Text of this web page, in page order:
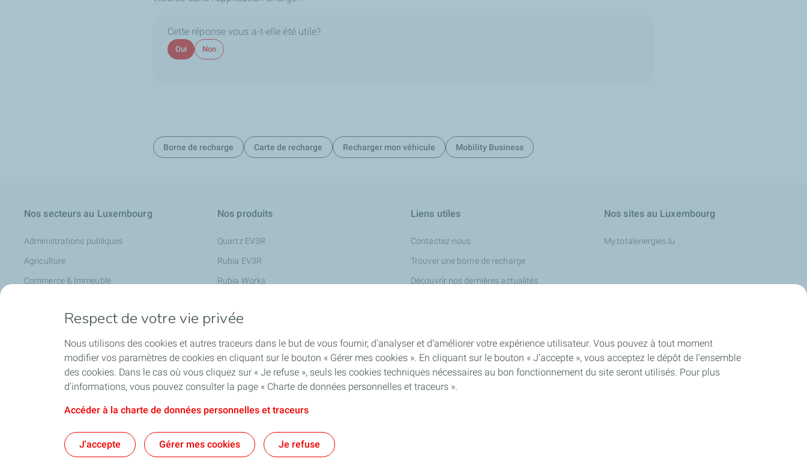
Cette réponse vous a-t-elle été utile?
Oui Non
Borne de recharge Carte de recharge Recharger mon véhicule Mobility Business
Nos secteurs au Luxembourg
Administrations publiques
Agriculture
Commerce & Immeuble
Transports
Travaux publics
Nos produits
Quartz EV3R
Rubia EV3R
Rubia Works
Lubrifiants pour l'industrie chimique
Charge + Business
Liens utiles
Contactez-nous
Trouver une borne de recharge
Découvrir nos dernières actualités
Nos sites au Luxembourg
My.totalenergies.lu
Accessibilité : partiellement conforme
Respect de votre vie privée
Nous utilisons des cookies et autres traceurs dans le but de vous fournir, d’analyser et d’améliorer votre expérience utilisateur. Vous pouvez à tout moment
modifier vos paramètres de cookies en cliquant sur le bouton « Gérer mes cookies ». En cliquant sur le bouton « J’accepte », vous acceptez le dépôt de l’ensemble
des cookies. Dans le cas où vous cliquez sur « Je refuse », seuls les cookies techniques nécessaires au bon fonctionnement du site seront utilisés. Pour plus
d’informations, vous pouvez consulter la page « Charte de données personnelles et traceurs ».
Accéder à la charte de données personnelles et traceurs
J'accepte Gérer mes cookies Je refuse